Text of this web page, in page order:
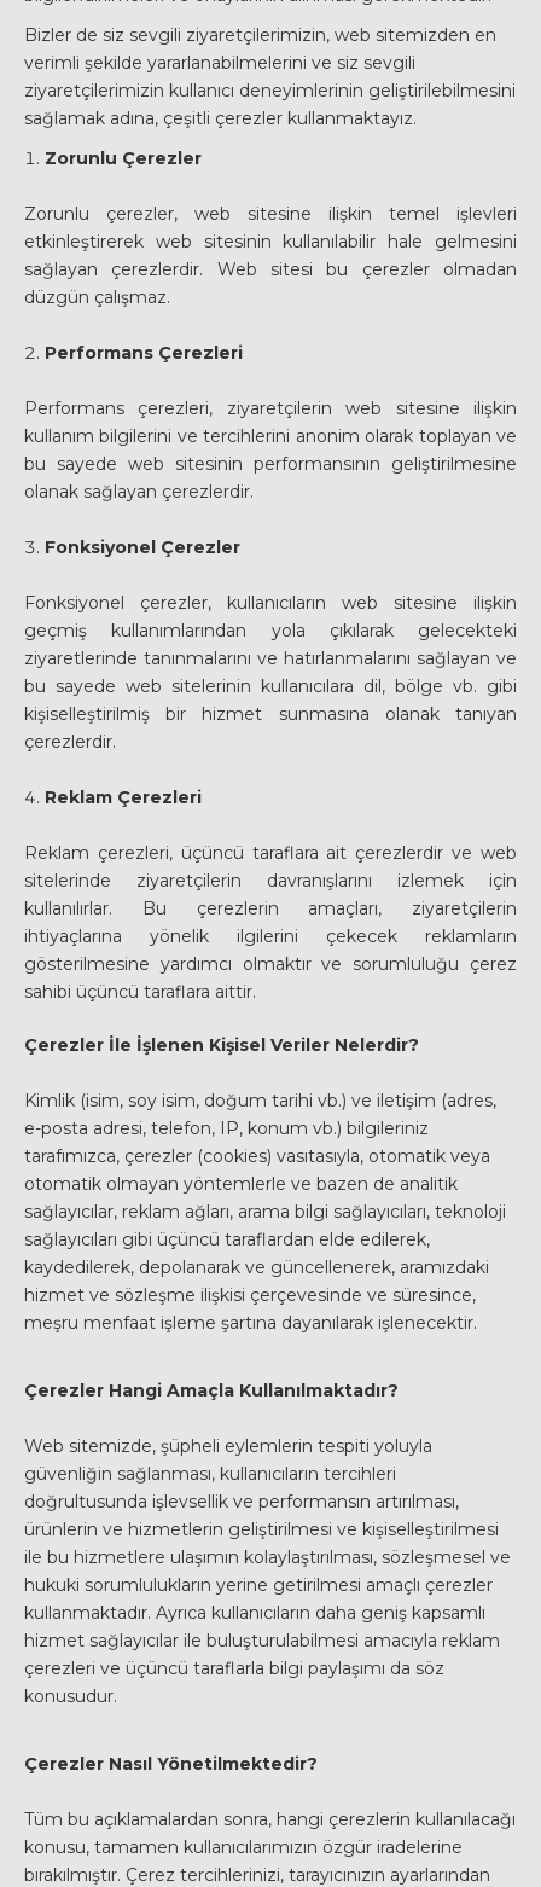
Bizler de siz sevgili ziyaretçilerimizin, web sitemizden en
verimli şekilde yararlanabilmelerini ve siz sevgili
ziyaretçilerimizin kullanıcı deneyimlerinin geliştirilebilmesini
sağlamak adına, çeşitli çerezler kullanmaktayız.
Zorunlu Çerezler
Zorunlu çerezler, web sitesine ilişkin temel işlevleri
etkinleştirerek web sitesinin kullanılabilir hale gelmesini
sağlayan çerezlerdir. Web sitesi bu çerezler olmadan
düzgün çalışmaz.
Performans Çerezleri
Performans çerezleri, ziyaretçilerin web sitesine ilişkin
kullanım bilgilerini ve tercihlerini anonim olarak toplayan ve
bu sayede web sitesinin performansının geliştirilmesine
olanak sağlayan çerezlerdir.
Fonksiyonel Çerezler
Fonksiyonel çerezler, kullanıcıların web sitesine ilişkin
geçmiş kullanımlarından yola çıkılarak gelecekteki
ziyaretlerinde tanınmalarını ve hatırlanmalarını sağlayan ve
bu sayede web sitelerinin kullanıcılara dil, bölge vb. gibi
kişiselleştirilmiş bir hizmet sunmasına olanak tanıyan
çerezlerdir.
Reklam Çerezleri
Reklam çerezleri, üçüncü taraflara ait çerezlerdir ve web
sitelerinde ziyaretçilerin davranışlarını izlemek için
kullanılırlar. Bu çerezlerin amaçları, ziyaretçilerin
ihtiyaçlarına yönelik ilgilerini çekecek reklamların
gösterilmesine yardımcı olmaktır ve sorumluluğu çerez
sahibi üçüncü taraflara aittir.
Çerezler İle İşlenen Kişisel Veriler Nelerdir?
Kimlik (isim, soy isim, doğum tarihi vb.) ve iletişim (adres,
e-posta adresi, telefon, IP, konum vb.) bilgileriniz
tarafımızca, çerezler (cookies) vasıtasıyla, otomatik veya
otomatik olmayan yöntemlerle ve bazen de analitik
sağlayıcılar, reklam ağları, arama bilgi sağlayıcıları, teknoloji
sağlayıcıları gibi üçüncü taraflardan elde edilerek,
kaydedilerek, depolanarak ve güncellenerek, aramızdaki
hizmet ve sözleşme ilişkisi çerçevesinde ve süresince,
meşru menfaat işleme şartına dayanılarak işlenecektir.
Çerezler Hangi Amaçla Kullanılmaktadır?
Web sitemizde, şüpheli eylemlerin tespiti yoluyla
güvenliğin sağlanması, kullanıcıların tercihleri
doğrultusunda işlevsellik ve performansın artırılması,
ürünlerin ve hizmetlerin geliştirilmesi ve kişiselleştirilmesi
ile bu hizmetlere ulaşımın kolaylaştırılması, sözleşmesel ve
hukuki sorumlulukların yerine getirilmesi amaçlı çerezler
kullanmaktadır. Ayrıca kullanıcıların daha geniş kapsamlı
hizmet sağlayıcılar ile buluşturulabilmesi amacıyla reklam
çerezleri ve üçüncü taraflarla bilgi paylaşımı da söz
konusudur.
Çerezler Nasıl Yönetilmektedir?
Tüm bu açıklamalardan sonra, hangi çerezlerin kullanılacağı
konusu, tamamen kullanıcılarımızın özgür iradelerine
bırakılmıştır. Çerez tercihlerinizi, tarayıcınızın ayarlarından